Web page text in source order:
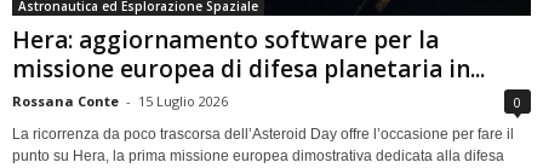
Astronautica ed Esplorazione Spaziale
Hera: aggiornamento software per la
missione europea di difesa planetaria in...
Rossana Conte - 15 Luglio 2026 0
La ricorrenza da poco trascorsa dell’Asteroid Day offre l’occasione per fare il
punto su Hera, la prima missione europea dimostrativa dedicata alla difesa